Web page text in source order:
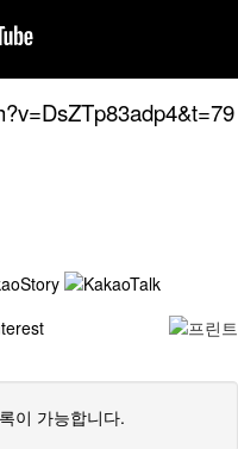
이 가능합니다.